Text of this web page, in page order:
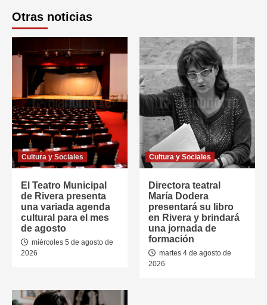
Otras noticias
Cultura y Sociales
El Teatro Municipal
de Rivera presenta
una variada agenda
cultural para el mes
de agosto
miércoles 5 de agosto de
2026
Cultura y Sociales
Directora teatral
María Dodera
presentará su libro
en Rivera y brindará
una jornada de
formación
martes 4 de agosto de
2026